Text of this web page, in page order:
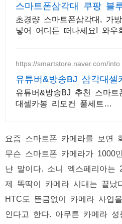
스마트폰삼각대 쿠팡 블루
리모컨으로 편리하게
초경량 스마트폰삼각대, 가
넣어 어디든 떠나세요! 와우
https://smartstore.naver.com/into
유튜버&방송BJ 삼각대셀
평일17시 주문까지 당일
유튜버&방송BJ 추천 스마트
대셀카봉 리모컨 풀세트
요즘 스마트폰 카메라를 보면
무슨 스마트폰 카메라가 1000
냔 말이다. 소니 엑스페리아는
제 똑딱이 카메라 시대는 끝났
HTC도 뜬금없이 카메라 사업
인다고 한다. 아무튼 카메라